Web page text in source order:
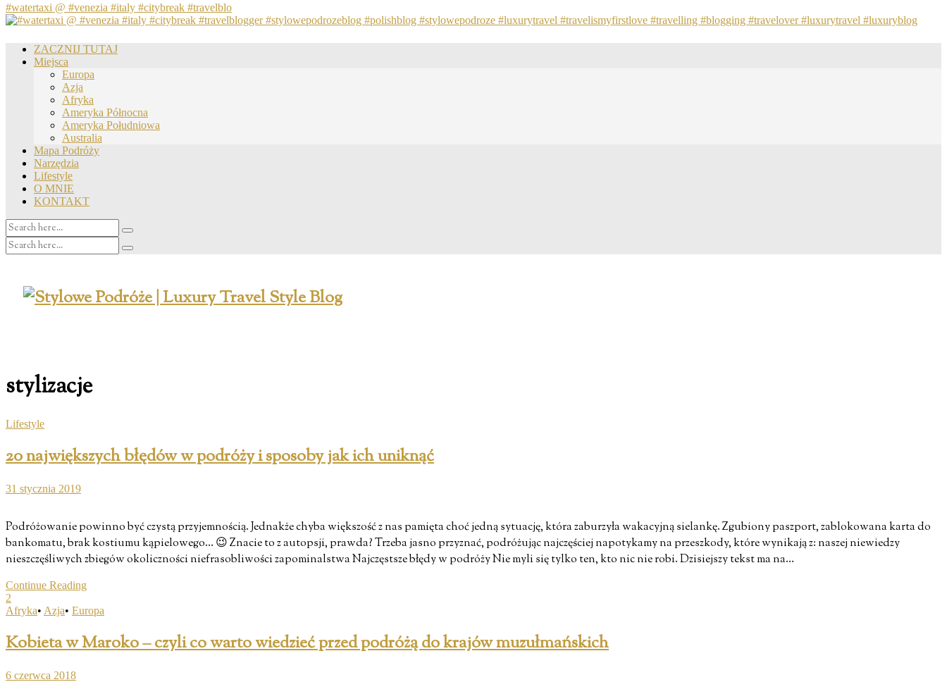
#watertaxi @ #venezia #italy #citybreak #travelblo
ZACZNIJ TUTAJ
Miejsca
Europa
Azja
Afryka
Ameryka Północna
Ameryka Południowa
Australia
Mapa Podróży
Narzędzia
Lifestyle
O MNIE
KONTAKT
stylizacje
Lifestyle
20 największych błędów w podróży i sposoby jak ich uniknąć
31 stycznia 2019
Podróżowanie powinno być czystą przyjemnością. Jednakże chyba większość z nas pamięta choć jedną sytuację, która zaburzyła wakacyjną sielankę. Zgubiony paszport, zablokowana karta do
bankomatu, brak kostiumu kąpielowego… 😉 Znacie to z autopsji, prawda? Trzeba jasno przyznać, podróżując najczęściej napotykamy na przeszkody, które wynikają z: naszej niewiedzy
nieszczęśliwych zbiegów okoliczności niefrasobliwości zapominalstwa Najczęstsze błędy w podróży Nie myli się tylko ten, kto nic nie robi. Dzisiejszy tekst ma na…
Continue Reading
2
Afryka• Azja• Europa
Kobieta w Maroko – czyli co warto wiedzieć przed podróżą do krajów muzułmańskich
6 czerwca 2018